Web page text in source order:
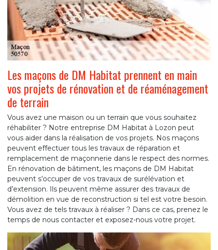
Les maçons de DM Habitat prennent en main
vos projets de rénovation et de réaménagement
de terrain
Vous avez une maison ou un terrain que vous souhaitez
réhabiliter ? Notre entreprise DM Habitat à Lozon peut
vous aider dans la réalisation de vos projets. Nos maçons
peuvent effectuer tous les travaux de réparation et
remplacement de maçonnerie dans le respect des normes.
En rénovation de bâtiment, les maçons de DM Habitat
peuvent s’occuper de vos travaux de surélévation et
d’extension. Ils peuvent même assurer des travaux de
démolition en vue de reconstruction si tel est votre besoin.
Vous avez de tels travaux à réaliser ? Dans ce cas, prenez le
temps de nous contacter et exposez-nous votre projet.